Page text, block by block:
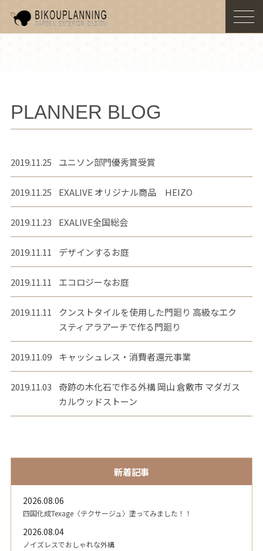
PLANNER BLOG
2019.11.25 ユニソン部門優秀賞受賞
2019.11.25 EXALIVE オリジナル商品 HEIZO
2019.11.23 EXALIVE全国総会
2019.11.11 デザインするお庭
2019.11.11 エコロジーなお庭
2019.11.11
クンストタイルを使用した門廻り 高級なエク
スティアラアーチで作る門廻り
2019.11.09 キャッシュレス・消費者還元事業
2019.11.03
奇跡の木化石で作る外構 岡山 倉敷市 マダガス
カルウッドストーン
新着記事
2026.08.06
四国化成Texage〈テクサージュ〉塗ってみました！！
2026.08.04
ノイズレスでおしゃれな外構